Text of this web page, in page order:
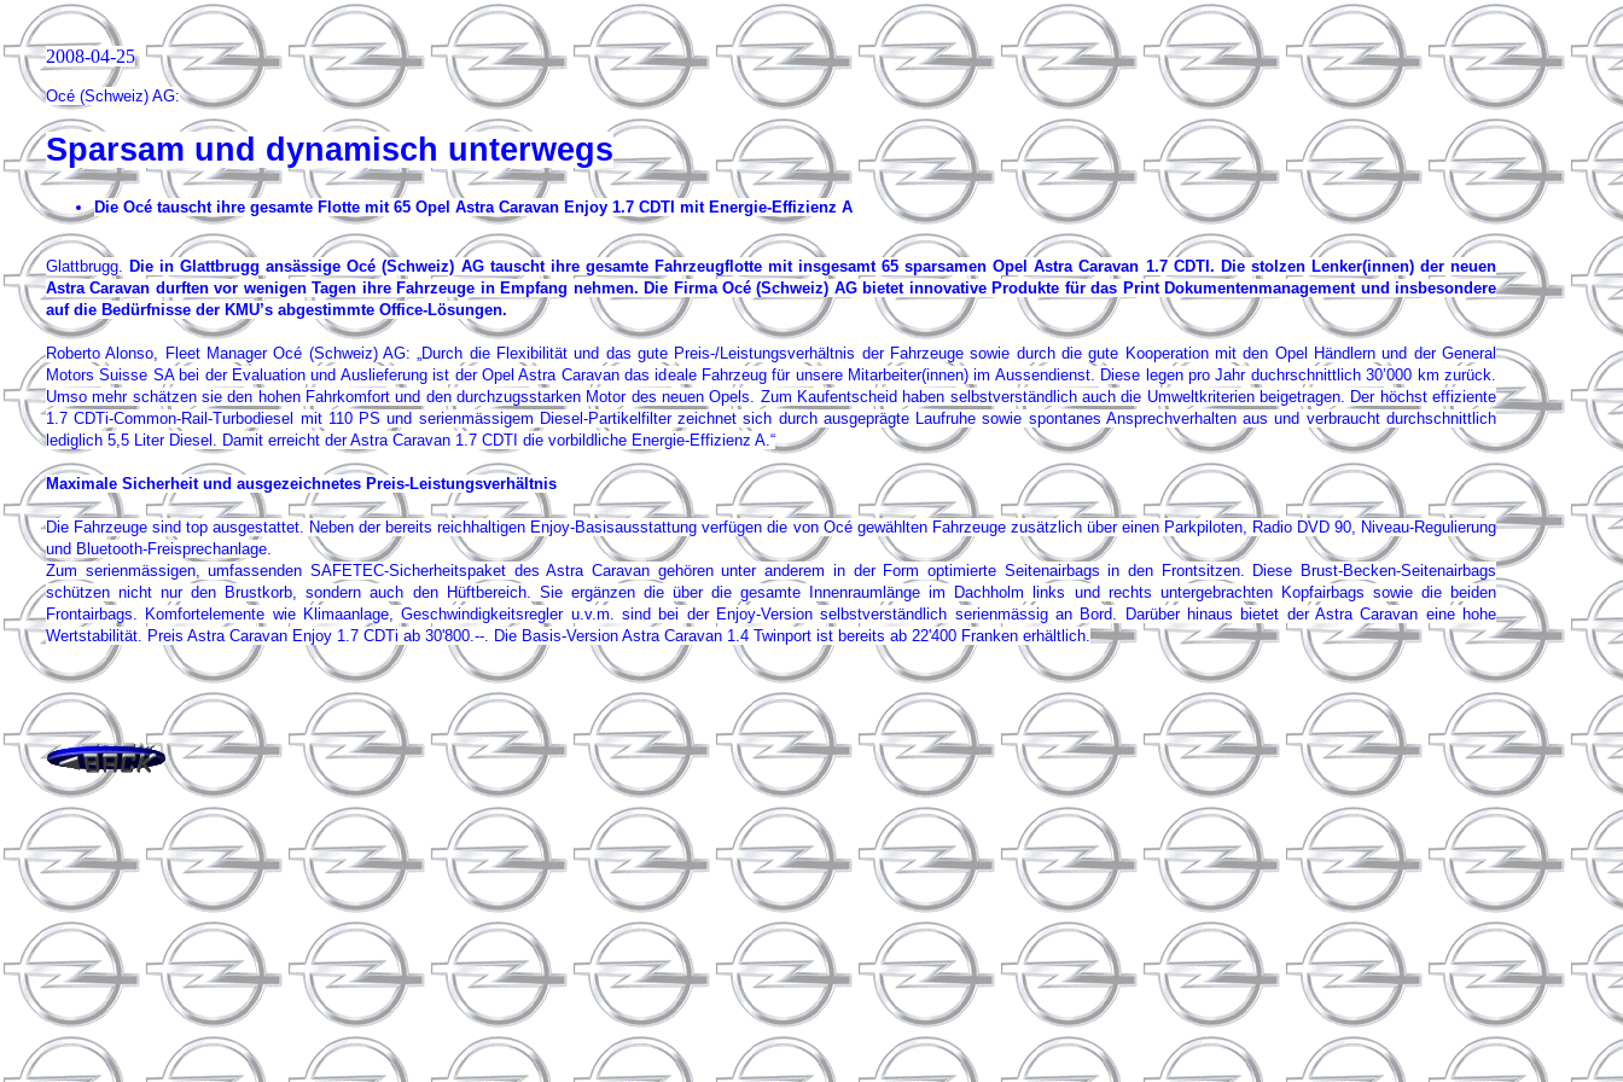
2008-04-25
Océ (Schweiz) AG:
Sparsam und dynamisch unterwegs
Die Océ tauscht ihre gesamte Flotte mit 65 Opel Astra Caravan Enjoy 1.7 CDTI mit Energie-Effizienz A
Glattbrugg. Die in Glattbrugg ansässige Océ (Schweiz) AG tauscht ihre gesamte Fahrzeugflotte mit insgesamt 65 sparsamen Opel Astra Caravan 1.7 CDTI. Die stolzen Lenker(innen) der neuen
Astra Caravan durften vor wenigen Tagen ihre Fahrzeuge in Empfang nehmen. Die Firma Océ (Schweiz) AG bietet innovative Produkte für das Print Dokumentenmanagement und insbesondere
auf die Bedürfnisse der KMU’s abgestimmte Office-Lösungen.
Roberto Alonso, Fleet Manager Océ (Schweiz) AG: „Durch die Flexibilität und das gute Preis-/Leistungsverhältnis der Fahrzeuge sowie durch die gute Kooperation mit den Opel Händlern und der General
Motors Suisse SA bei der Evaluation und Auslieferung ist der Opel Astra Caravan das ideale Fahrzeug für unsere Mitarbeiter(innen) im Aussendienst. Diese legen pro Jahr duchrschnittlich 30’000 km zurück.
Umso mehr schätzen sie den hohen Fahrkomfort und den durchzugsstarken Motor des neuen Opels. Zum Kaufentscheid haben selbstverständlich auch die Umweltkriterien beigetragen. Der höchst effiziente
1.7 CDTi-Common-Rail-Turbodiesel mit 110 PS und serienmässigem Diesel-Partikelfilter zeichnet sich durch ausgeprägte Laufruhe sowie spontanes Ansprechverhalten aus und verbraucht durchschnittlich
lediglich 5,5 Liter Diesel. Damit erreicht der Astra Caravan 1.7 CDTI die vorbildliche Energie-Effizienz A.“
Maximale Sicherheit und ausgezeichnetes Preis-Leistungsverhältnis
Die Fahrzeuge sind top ausgestattet. Neben der bereits reichhaltigen Enjoy-Basisausstattung verfügen die von Océ gewählten Fahrzeuge zusätzlich über einen Parkpiloten, Radio DVD 90, Niveau-Regulierung
und Bluetooth-Freisprechanlage.
Zum serienmässigen, umfassenden SAFETEC-Sicherheitspaket des Astra Caravan gehören unter anderem in der Form optimierte Seitenairbags in den Frontsitzen. Diese Brust-Becken-Seitenairbags
schützen nicht nur den Brustkorb, sondern auch den Hüftbereich. Sie ergänzen die über die gesamte Innenraumlänge im Dachholm links und rechts untergebrachten Kopfairbags sowie die beiden
Frontairbags. Komfortelemente wie Klimaanlage, Geschwindigkeitsregler u.v.m. sind bei der Enjoy-Version selbstverständlich serienmässig an Bord. Darüber hinaus bietet der Astra Caravan eine hohe
Wertstabilität. Preis Astra Caravan Enjoy 1.7 CDTi ab 30'800.--. Die Basis-Version Astra Caravan 1.4 Twinport ist bereits ab 22'400 Franken erhältlich.